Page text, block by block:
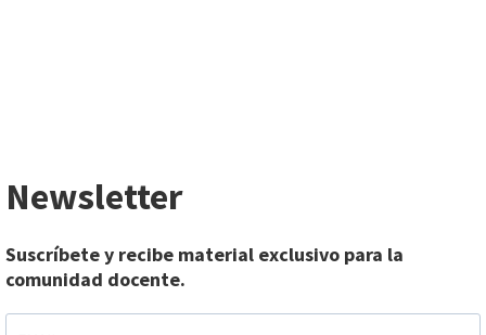
Newsletter
Suscríbete y recibe material exclusivo para la
comunidad docente.